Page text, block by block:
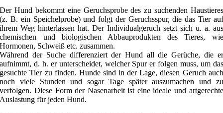
Der Hund bekommt eine Geruchsprobe des zu suchenden Haustieres
(z. B. ein Speichelprobe) und folgt der Geruchsspur, die das Tier auf
ihrem Weg hinterlassen hat. Der Individualgeruch setzt sich u. a. aus
chemischen und biologischen Abbauprodukten des Tieres, wie
Hormonen, Schweiß etc. zusammen.
Während der Suche differenziert der Hund all die Gerüche, die er
aufnimmt, d. h. er unterscheidet, welcher Spur er folgen muss, um das
gesuchte Tier zu finden. Hunde sind in der Lage, diesen Geruch auch
noch viele Stunden und sogar Tage später auszumachen und zu
verfolgen. Diese Form der Nasenarbeit ist eine ideale und artgerechte
Auslastung für jeden Hund.